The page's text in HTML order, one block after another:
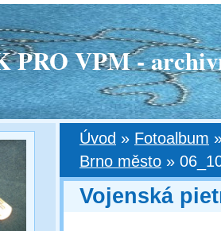
PRO VPM -
Úvod » Fotoalbum
Brno město »
Vojenská